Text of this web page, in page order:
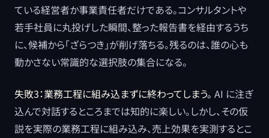
ている経営者か事業責任者だけである。コンサルタントや
若手社員に丸投げした瞬間、整った報告書を経由するうち
に、候補から「ざらつき」が削げ落ちる。残るのは、誰の心も
動かさない常識的な選択肢の集合になる。
失敗3：業務工程に組み込まずに終わってしまう。 AI に注ぎ
込んで対話するところまでは知的に楽しい。しかし、その仮
説を実際の業務工程に組み込み、売上効果を実測するとこ